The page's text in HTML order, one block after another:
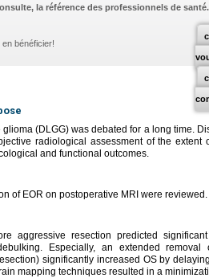
la référence des professionnels de santé.
bénéficier!
(DLGG) was debated for a long time.
radiological assessment of the extent
and functional outcomes.
of EOR on postoperative MRI were reviewed.
aggressive resection predicted
Especially, an extended
significantly increased OS by
mapping techniques resulted in a